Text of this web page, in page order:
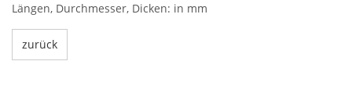
Längen, Durchmesser, Dicken: in mm
zurück